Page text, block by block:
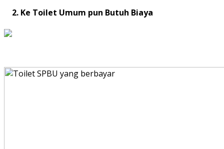
2. Ke Toilet Umum pun Butuh Biaya